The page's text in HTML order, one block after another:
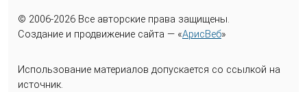
© 2006-2026 Все авторские права защищены.
Создание и продвижение сайта — «АрисВеб»
Использование материалов допускается со ссылкой на
источник.